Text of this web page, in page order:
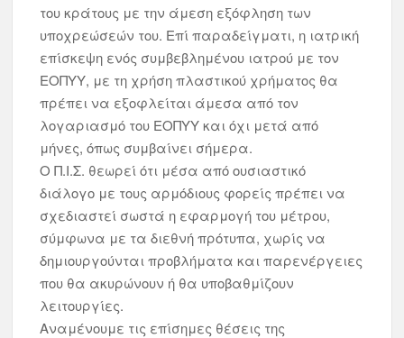
του κράτους με την άμεση εξόφληση των
υποχρεώσεών του. Επί παραδείγματι, η ιατρική
επίσκεψη ενός συμβεβλημένου ιατρού με τον
ΕΟΠΥΥ, με τη χρήση πλαστικού χρήματος θα
πρέπει να εξοφλείται άμεσα από τον
λογαριασμό του ΕΟΠΥΥ και όχι μετά από
μήνες, όπως συμβαίνει σήμερα.
Ο Π.Ι.Σ. θεωρεί ότι μέσα από ουσιαστικό
διάλογο με τους αρμόδιους φορείς πρέπει να
σχεδιαστεί σωστά η εφαρμογή του μέτρου,
σύμφωνα με τα διεθνή πρότυπα, χωρίς να
δημιουργούνται προβλήματα και παρενέργειες
που θα ακυρώνουν ή θα υποβαθμίζουν
λειτουργίες.
Αναμένουμε τις επίσημες θέσεις της